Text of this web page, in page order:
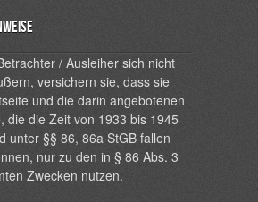
/ Ausleiher sich nicht
versichern sie, dass sie
und die darin angebotenen
die die Zeit von 1933 bis 1945
unter §§ 86, 86a StGB fallen
nur zu den in § 86 Abs. 3
Zwecken nutzen.